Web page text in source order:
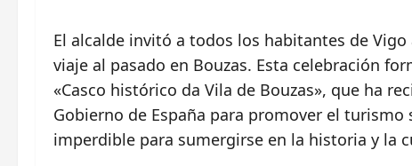
El alcalde invitó a todos los habitantes de
viaje al pasado en Bouzas. Esta celebración
«Casco histórico da Vila de Bouzas», que ha
Gobierno de España para promover el
imperdible para sumergirse en la historia y la